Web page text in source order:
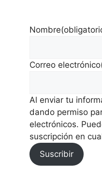
Nombre
Correo electrónico
Al enviar tu
dando permiso
electrónicos.
suscripción en
Suscribir